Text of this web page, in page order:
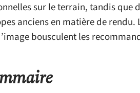
sur le terrain, tandis que
anciens en matière de
bousculent les